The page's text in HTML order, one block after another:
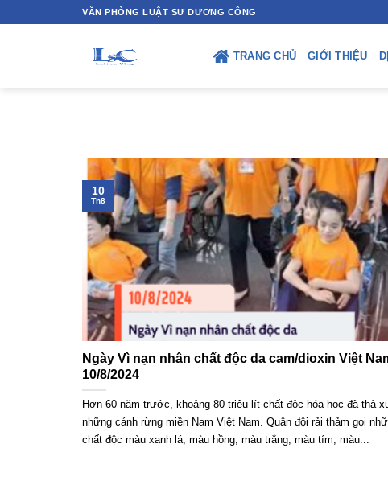
to
VĂN PHÒNG LUẬT SƯ DƯƠNG CÔNG
TRANG CHỦ GIỚI THIỆU
Ngày Vì nạn nhân chất độc da cam/dioxin Việt
10/8/2024
Hơn 60 năm trước, khoảng 80 triệu lít chất độc hóa học đã thả
những cánh rừng miền Nam Việt Nam. Quân đội rải thảm gọi
chất độc màu xanh lá, màu hồng, màu trắng, màu tím, màu...
10
Th8